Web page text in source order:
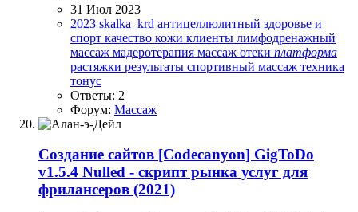
31 Июл 2023
2023 skalka_krd антицеллюлитный здоровье и
спорт качество кожи клиенты лимфодренажный
массаж мадеротерапия массаж отеки платформа
растяжки результаты спортивный массаж техника
тонус
Ответы: 2
Форум: Массаж
Создание сайтов [Codecanyon] GigToDo
v1.5.4 Nulled - скрипт рынка услуг для
фрилансеров (2021)